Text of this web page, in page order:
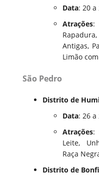
Data: 20
Atrações:
Antigas,
Limão
São Pedro
Distrito de
Data: 26
Atrações:
Leite,
Raça
Distrito de